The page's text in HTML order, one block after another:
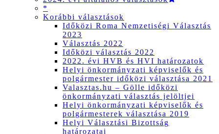
*
Korábbi választások
Időközi Roma Nemzetiségi Választás
2023
Választás 2022
Időközi választás 2022
2022. évi HVB és HVI határozatok
Helyi önkormányzati képviselők és
polgármester időközi választása 2021
Valasztas.hu – Gölle időközi
önkormányzati választás jelöltjei
Helyi önkormányzati képviselők és
polgármesterek választása 2019
Helyi Választási Bizottság
határozatai